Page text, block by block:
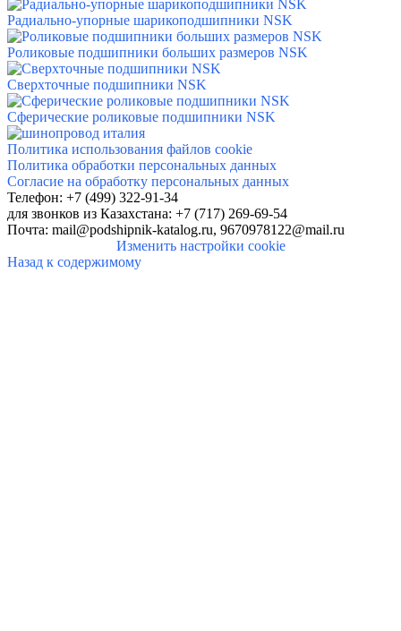
Радиально-упорные шарикоподшипники NSK
Роликовые подшипники больших размеров NSK
Сверхточные подшипники NSK
Сферические роликовые подшипники NSK
Политика использования файлов cookie
Политика обработки персональных данных
Согласие на обработку персональных данных
Телефон: +7 (499) 322-91-34
для звонков из Казахстана: +7 (717) 269-69-54
Почта: mail@podshipnik-katalog.ru, 9670978122@mail.ru
Изменить настройки cookie
Назад к содержимому